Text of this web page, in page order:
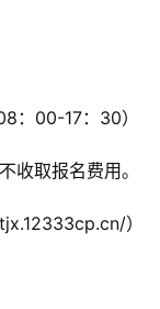
：00-17：30）
收取报名费用。
）